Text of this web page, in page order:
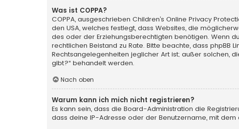
Was ist COPPA?
COPPA, ausgeschrieben Children’s Online Privacy
den USA, welches festlegt, dass Websites, die
des oder der Erziehungsberechtigten benötigen. Wenn
rechtlichen Beistand zu Rate. Bitte beachte, dass phpBB
Rechtsangelegenheiten jeglicher Art ist; außer solchen,
gibt?“ behandelt werden.
Nach oben
Warum kann ich mich nicht registrieren?
Es kann sein, dass die Board-Administration die
dass deine IP-Adresse oder der Benutzername, mit